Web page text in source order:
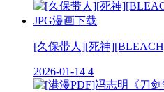
[久保带人][死神
2026-01-14 4